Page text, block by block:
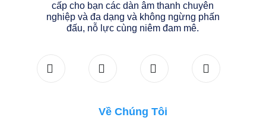
cấp cho bạn các dàn âm thanh chuyên
nghiệp và đa dạng và không ngừng phấn
đấu, nỗ lực cùng niêm đam mê.
Về Chúng Tôi